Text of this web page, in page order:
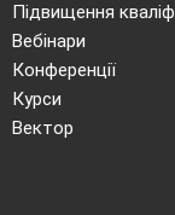
Підвищення
Вебінари
Конференції
Курси
Вектор